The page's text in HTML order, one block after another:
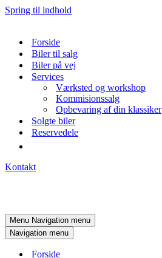
Spring til indhold
Forside
Biler til salg
Biler på vej
Services
Værksted og workshop
Kommisionssalg
Opbevaring af din klassiker
Solgte biler
Reservedele
Kontakt
Menu Navigation menu
Navigation menu
Forside